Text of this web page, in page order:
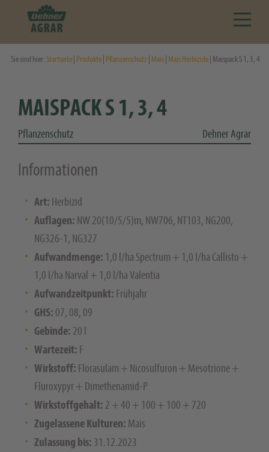
Sie sind hier:Startseite Produkte Pflanzenschutz Mais Mais Herbizide | Maispack S 1, 3, 4
MAISPACK S 1, 3, 4
Pflanzenschutz Dehner Agrar
Informationen
Art: Herbizid
Auflagen: NW 20(10/5/5)m, NW706, NT103, NG200,
NG326-1, NG327
Aufwandmenge: 1,0 l/ha Spectrum + 1,0 l/ha Callisto +
1,0 l/ha Narval + 1,0 l/ha Valentia
Aufwandzeitpunkt: Frühjahr
GHS: 07, 08, 09
Gebinde: 20 l
Wartezeit: F
Wirkstoff: Florasulam + Nicosulfuron + Mesotrione +
Fluroxypyr + Dimethenamid-P
Wirkstoffgehalt: 2 + 40 + 100 + 100 + 720
Zugelassene Kulturen: Mais
Zulassung bis: 31.12.2023